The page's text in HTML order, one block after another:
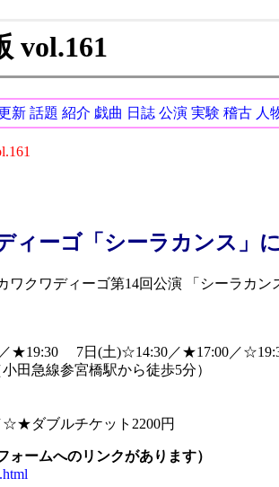
vol.161
新 話題 紹介 戯曲 日誌 公演 実験 稽古 人
ーゴ「シーラカンス」に
クワディーゴ第14回公演 「シーラカン
★19:30 7日(土)☆14:30／★17:00／
田急線参宮橋駅から徒歩5分）
ダブルチケット2200円
ームへのリンクがあります）